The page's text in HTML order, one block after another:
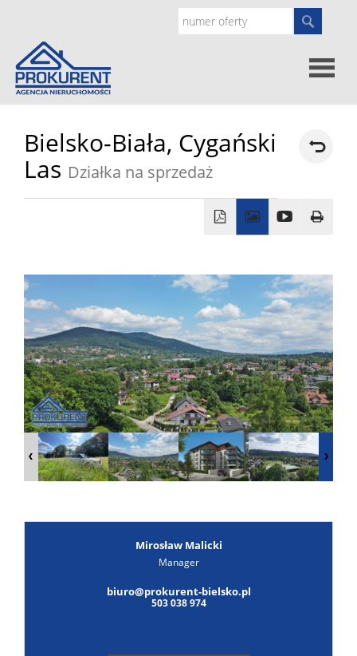
główna
prawne
O
nas
Zgłoś
Zgłoś
ofertę
Bielsko-Biała, Cygański
Las Działka na sprzedaż
Mirosław Malicki
Manager
biuro@prokurent-bielsko.pl
503 038 974